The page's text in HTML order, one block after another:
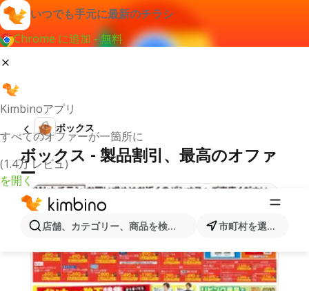
いつでも手元に最新のチラシ
Chrome に追加 - 無料
Kimbinoアプリ
すべてのオファーが一箇所に
(1.4万 レビュ)
を開く
店舗、カテゴリー、商品を検索... 市町村を選択します
ボックス
ボックス - 製品割引、最高のオファ
ー